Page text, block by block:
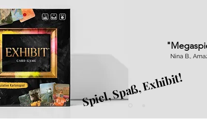
Sixtinische Madonna
Nina B.,
Spiel, Spaß, Exhibit!